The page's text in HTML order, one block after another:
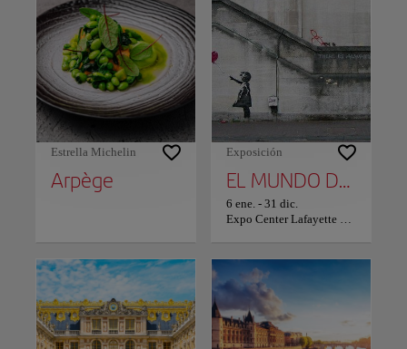
Estrella Michelin
Arpège
Exposición
EL MUNDO DE BANKSY: POST
6 ene. - 31 dic.